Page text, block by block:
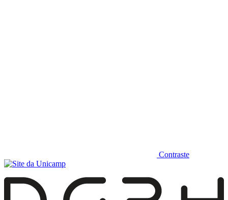
Contraste